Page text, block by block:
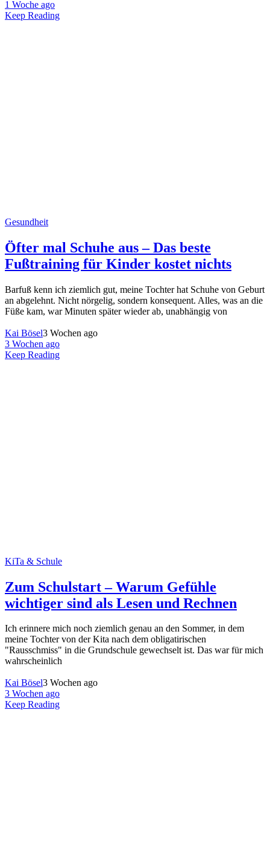
1 Woche ago
Keep Reading
Gesundheit
Öfter mal Schuhe aus – Das beste
Fußtraining für Kinder kostet nichts
Barfuß kenn ich ziemlich gut, meine Tochter hat Schuhe von Geburt
an abgelehnt. Nicht nörgelig, sondern konsequent. Alles, was an die
Füße kam, war Minuten später wieder ab, unabhängig von
Kai Bösel3 Wochen ago
3 Wochen ago
Keep Reading
KiTa & Schule
Zum Schulstart – Warum Gefühle
wichtiger sind als Lesen und Rechnen
Ich erinnere mich noch ziemlich genau an den Sommer, in dem
meine Tochter von der Kita nach dem obligatirischen
"Rausschmiss" in die Grundschule gewechselt ist. Das war für mich
wahrscheinlich
Kai Bösel3 Wochen ago
3 Wochen ago
Keep Reading